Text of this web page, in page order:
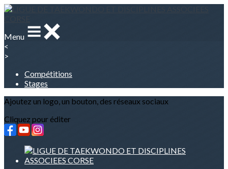
Menu
<
>
Compétitions
Stages
Ajoutez un logo, un bouton, des réseaux sociaux
Cliquez pour éditer